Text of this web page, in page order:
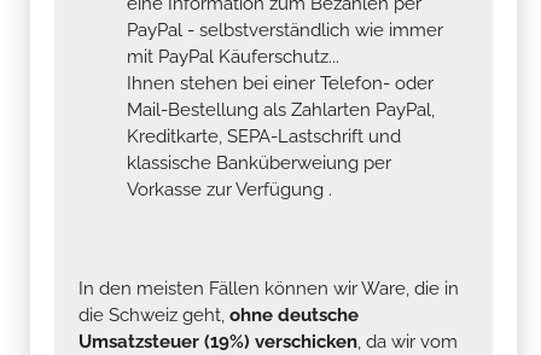
PayPal - selbstverständlich wie immer
mit PayPal Käuferschutz...
Ihnen stehen bei einer Telefon- oder
Mail-Bestellung als Zahlarten PayPal,
Kreditkarte, SEPA-Lastschrift und
klassische Banküberweiung per
Vorkasse zur Verfügung .
In den meisten Fällen können wir Ware, die in
die Schweiz geht, ohne deutsche
Umsatzsteuer (19%) verschicken, da wir vom